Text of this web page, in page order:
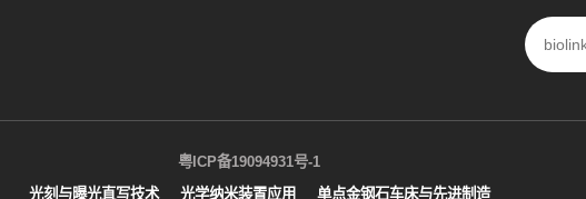
粤ICP备19094931号-1
光刻与曝光直写技术
光学纳米装置应用 单点金钢石车床与先进制造